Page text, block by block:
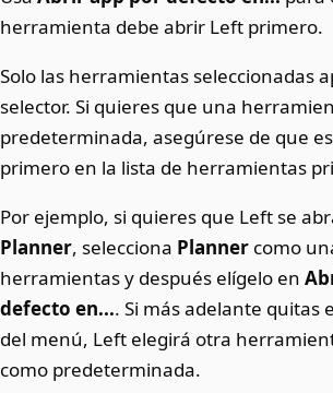
herramienta debe abrir Left primero.
Solo las herramientas seleccionadas
selector. Si quieres que una
predeterminada, asegúrese de que
primero en la lista de herramientas
Por ejemplo, si quieres que Left se
Planner, selecciona Planner como
herramientas y después elígelo en
defecto en.... Si más adelante quitas
del menú, Left elegirá otra
como predeterminada.